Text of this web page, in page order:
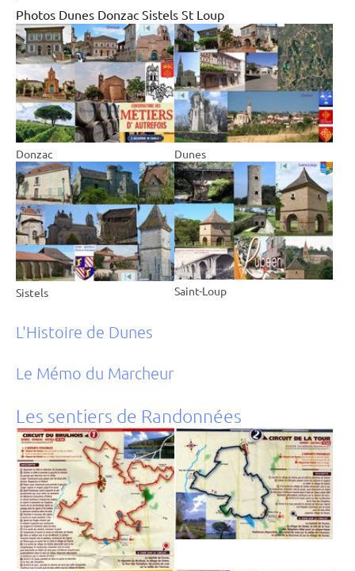
Donzac Dunes
Sistels Saint-Loup
Photos Dunes Donzac Sistels St Loup
L'Histoire de Dunes
Le Mémo du Marcheur
Les sentiers de Randonnées